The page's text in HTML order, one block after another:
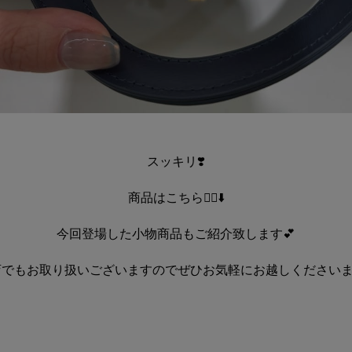
スッキリ❣️
商品はこちら💁‍♀️⬇️
今回登場した小物商品もご紹介致します💕
もお取り扱いございますのでぜひお気軽にお越しください